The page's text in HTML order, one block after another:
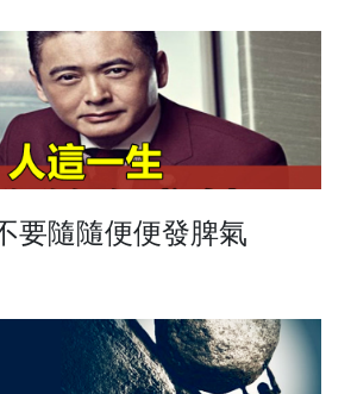
要隨隨便便發脾氣